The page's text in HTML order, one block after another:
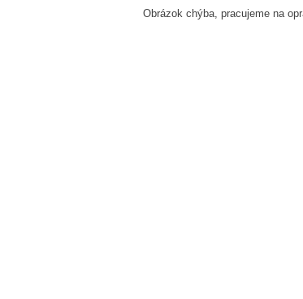
Obrázok chýba, pracujeme na